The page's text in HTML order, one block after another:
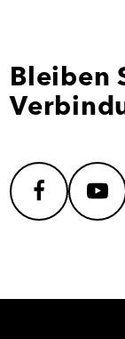
Bleiben
facebook